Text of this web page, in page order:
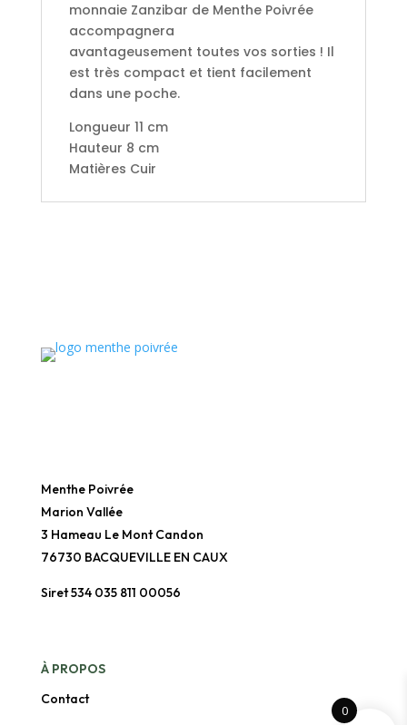
monnaie Zanzibar de Menthe Poivrée
accompagnera
avantageusement toutes vos sorties ! Il
est très compact et tient facilement
dans une poche.
Longueur 11 cm
Hauteur 8 cm
Matières Cuir
Menthe Poivrée
Marion Vallée
3 Hameau Le Mont Candon
76730 BACQUEVILLE EN CAUX
Siret 534 035 811 00056
À PROPOS
Contact
0